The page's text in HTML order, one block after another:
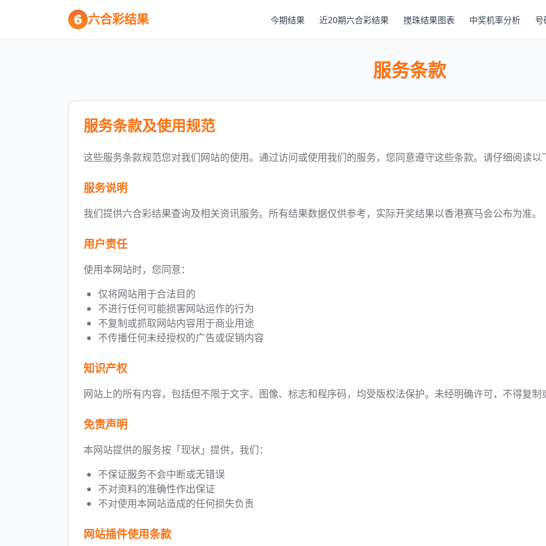
六合彩结果 今期结果 近20期六合彩结果 搅珠结果图表 中奖机率分析 号
服务条款
服务条款及使用规范
这些服务条款规范您对我们网站的使用。通过访问或使用我们的服务，您同意遵守这些条款。请仔细阅读以
服务说明
我们提供六合彩结果查询及相关资讯服务。所有结果数据仅供参考，实际开奖结果以香港赛马会公布为准。
用户责任
使用本网站时，您同意：
仅将网站用于合法目的
不进行任何可能损害网站运作的行为
不复制或抓取网站内容用于商业用途
不传播任何未经授权的广告或促销内容
知识产权
网站上的所有内容，包括但不限于文字、图像、标志和程序码，均受版权法保护。未经明确许可，不得复制
免责声明
本网站提供的服务按「现状」提供，我们：
不保证服务不会中断或无错误
不对资料的准确性作出保证
不对使用本网站造成的任何损失负责
网站插件使用条款